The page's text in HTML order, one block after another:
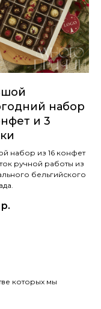
набор
и 3
набор из 16 конфет
ручной работы из
бельгийского
р.
которых мы